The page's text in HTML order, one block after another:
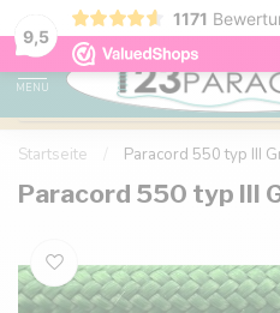
9,5
1171
Kostenlose Lieferung nach
MENU
Startseite Paracord 550 typ III
Paracord 550 typ III